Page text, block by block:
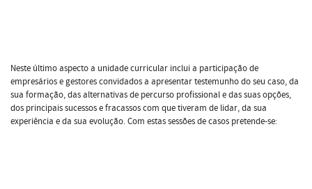
Neste último aspecto a unidade curricular inclui a participação de
empresários e gestores convidados a apresentar testemunho do seu caso, da
sua formação, das alternativas de percurso profissional e das suas opções,
dos principais sucessos e fracassos com que tiveram de lidar, da sua
experiência e da sua evolução. Com estas sessões de casos pretende-se: